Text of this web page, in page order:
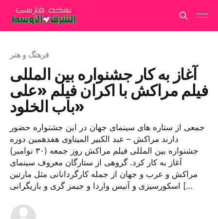
فرهنگ و هنر
آغاز به کار جشنواره بین المللی
فیلم مراکش با اکران فیلم «علی
باب الخلود»
جمعی از ستاره های سینمای جهان در این جشنواره حضور
دارند مراکش – عبد الکبیر المیناوی هفدهمین دوره
جشنواره بین المللی فیلم مراکش روز جمعه (۳۰ نوامبر)
آغاز به کار کرد. گروهی از ستارگان معروف سینمای
مراکش و عرب و جهان از جمله کارگردانانی مثل مارتین
اسکورسیزی و آنیس واردا و جیمز گری و بازیگرانی […